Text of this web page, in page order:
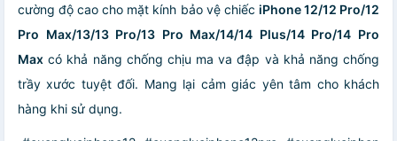
cường độ cao cho mặt kính bảo vệ chiếc iPhone 12/12 Pro/12
Pro Max/13/13 Pro/13 Pro Max/14/14 Plus/14 Pro/14 Pro
Max có khả năng chống chịu ma va đập và khả năng chống
trầy xước tuyệt đối. Mang lại cảm giác yên tâm cho khách
hàng khi sử dụng.